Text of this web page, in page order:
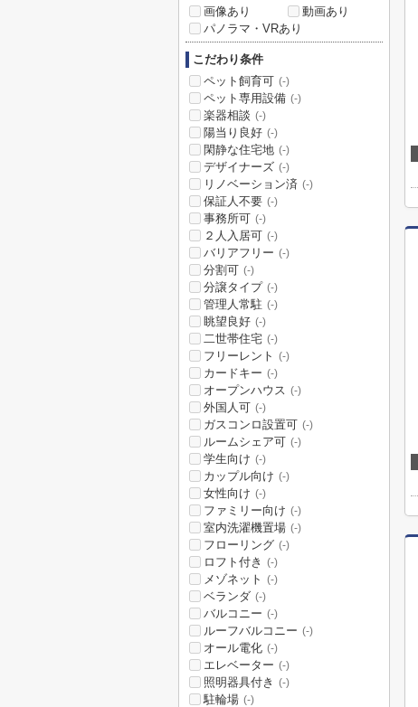
画像あり
動画あり
パノラマ・VRあり
こだわり条件
ペット飼育可 (-)
ペット専用設備 (-)
楽器相談 (-)
陽当り良好 (-)
閑静な住宅地 (-)
デザイナーズ (-)
リノベーション済 (-)
保証人不要 (-)
事務所可 (-)
２人入居可 (-)
バリアフリー (-)
分割可 (-)
分譲タイプ (-)
管理人常駐 (-)
眺望良好 (-)
二世帯住宅 (-)
フリーレント (-)
カードキー (-)
オープンハウス (-)
外国人可 (-)
ガスコンロ設置可 (-)
ルームシェア可 (-)
学生向け (-)
カップル向け (-)
女性向け (-)
ファミリー向け (-)
室内洗濯機置場 (-)
フローリング (-)
ロフト付き (-)
メゾネット (-)
ベランダ (-)
バルコニー (-)
ルーフバルコニー (-)
オール電化 (-)
エレベーター (-)
照明器具付き (-)
駐輪場 (-)